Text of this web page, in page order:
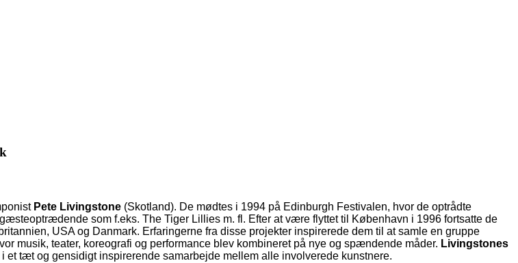
Pete Livingstone (Skotland). De mødtes i 1994 på Edinburgh Festivalen, hvor de optrådte
som f.eks. The Tiger Lillies m. fl. Efter at være flyttet til København i 1996 fortsatte de
USA og Danmark. Erfaringerne fra disse projekter inspirerede dem til at samle en gruppe
musik, teater, koreografi og performance blev kombineret på nye og spændende måder. Livingstones
tæt og gensidigt inspirerende samarbejde mellem alle involverede kunstnere.